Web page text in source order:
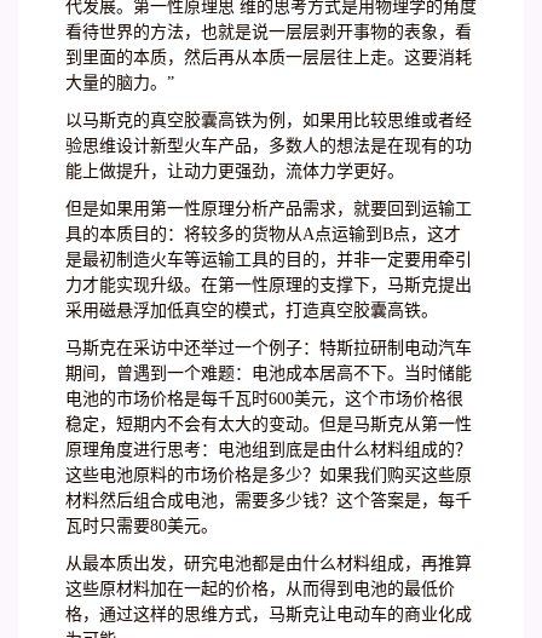
代发展。第一性原理思 维的思考方式是用物理学的角度
看待世界的方法，也就是说一层层剥开事物的表象，看
到里面的本质，然后再从本质一层层往上走。这要消耗
大量的脑力。”
以马斯克的真空胶囊高铁为例，如果用比较思维或者经
验思维设计新型火车产品，多数人的想法是在现有的功
能上做提升，让动力更强劲，流体力学更好。
但是如果用第一性原理分析产品需求，就要回到运输工
具的本质目的：将较多的货物从A点运输到B点，这才
是最初制造火车等运输工具的目的，并非一定要用牵引
力才能实现升级。在第一性原理的支撑下，马斯克提出
采用磁悬浮加低真空的模式，打造真空胶囊高铁。
马斯克在采访中还举过一个例子：特斯拉研制电动汽车
期间，曾遇到一个难题：电池成本居高不下。当时储能
电池的市场价格是每千瓦时600美元，这个市场价格很
稳定，短期内不会有太大的变动。但是马斯克从第一性
原理角度进行思考：电池组到底是由什么材料组成的？
这些电池原料的市场价格是多少？如果我们购买这些原
材料然后组合成电池，需要多少钱？这个答案是，每千
瓦时只需要80美元。
从最本质出发，研究电池都是由什么材料组成，再推算
这些原材料加在一起的价格，从而得到电池的最低价
格，通过这样的思维方式，马斯克让电动车的商业化成